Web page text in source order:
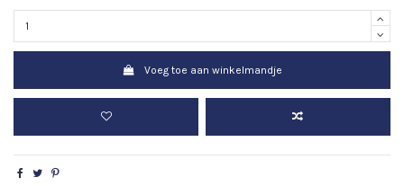
Voeg toe aan winkelmandje